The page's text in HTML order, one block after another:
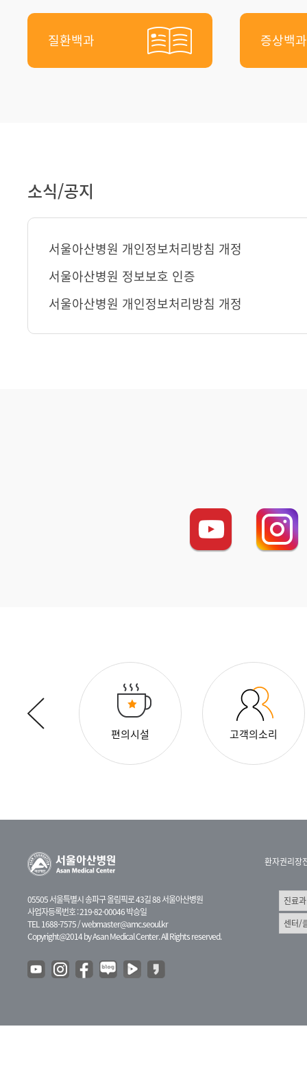
질환백과 증상백과
소식/공지
서울아산병원 개인정보처리방침 개정
서울아산병원 정보보호 인증
서울아산병원 개인정보처리방침 개정
편의시설 고객의소리
05505 서울특별시 송파구 올림픽로 43길 88 서울아산병원
사업자등록번호 : 219-82-00046 박승일
TEL 1688-7575 /webmaster@amc.seoul.kr
Copyright@2014 by Asan Medical Center. All Rights reserved.
환자권리장